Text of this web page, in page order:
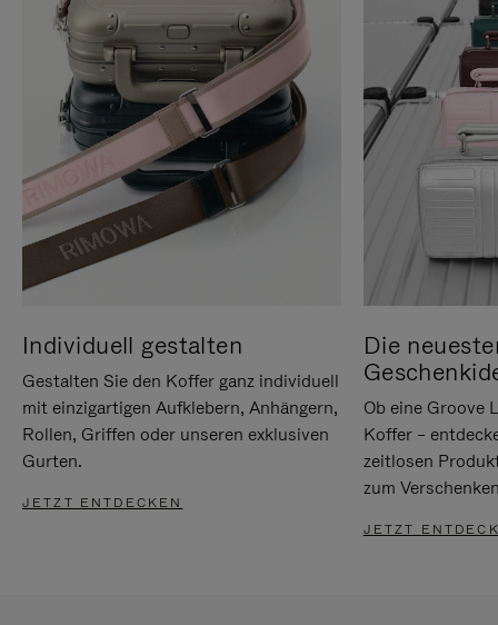
Individuell gestalten
Gestalten Sie den Koffer ganz individuell
mit einzigartigen Aufklebern, Anhängern,
Rollen, Griffen oder unseren exklusiven
Gurten.
JETZT ENTDECKEN
Die
Ob eine Groove
Koffer –
zeitlosen
zum
JETZT